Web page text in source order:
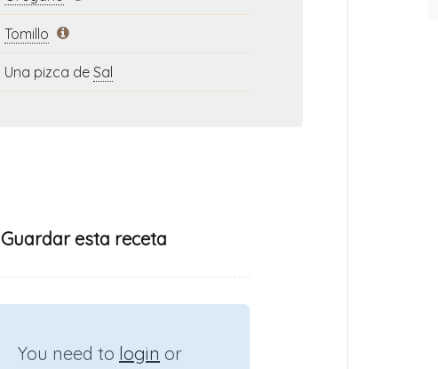
Tomillo
Una pizca de Sal
Guardar esta receta
You need to login or